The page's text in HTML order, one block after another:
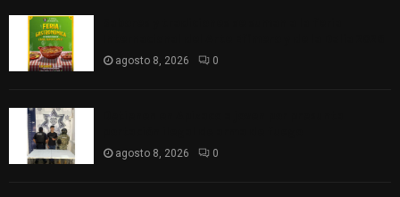
agosto 8, 2026 0
agosto 8, 2026 0